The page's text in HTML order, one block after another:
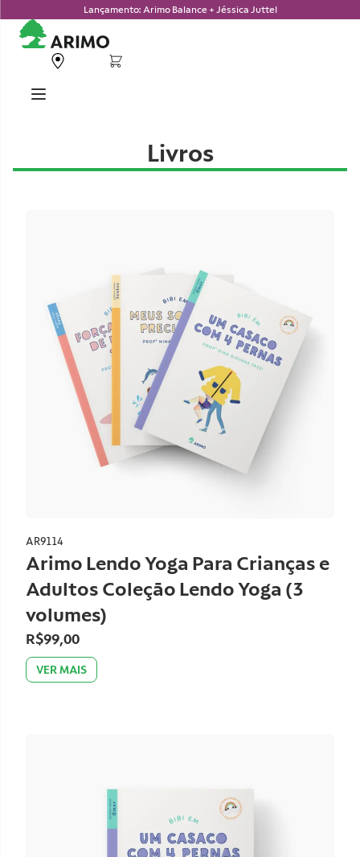
Lançamento: Arimo Balance + Jéssica Juttel
Livros
AR9114
Arimo Lendo Yoga Para Crianças e
Adultos Coleção Lendo Yoga (3
volumes)
R$99,00
VER MAIS